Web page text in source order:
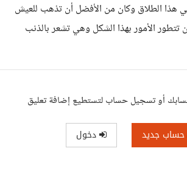
في هذا الطلاق وكان من الأفضل أن تذهب للعيش
تتطور الأمور بهذا الشكل وهي تشعر بالذنب
أو تسجيل حساب لتستطيع إضافة تعليق
حساب جديد دخول